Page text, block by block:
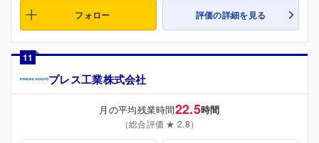
フォロー 評価の詳細を見る
11
プレス工業株式会社
月の平均残業時間22.5時間
（総合評価 ★ 2.8）